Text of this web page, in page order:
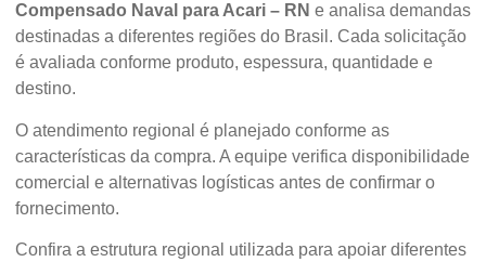
Compensado Naval para Acari – RN e analisa demandas
destinadas a diferentes regiões do Brasil. Cada solicitação
é avaliada conforme produto, espessura, quantidade e
destino.
O atendimento regional é planejado conforme as
características da compra. A equipe verifica disponibilidade
comercial e alternativas logísticas antes de confirmar o
fornecimento.
Confira a estrutura regional utilizada para apoiar diferentes